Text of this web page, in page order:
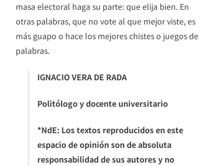
masa electoral haga su parte: que elija bien. En
otras palabras, que no vote al que mejor viste, es
más guapo o hace los mejores chistes o juegos de
palabras.
IGNACIO VERA DE RADA
Politólogo y docente universitario
*NdE: Los textos reproducidos en este
espacio de opinión son de absoluta
responsabilidad de sus autores y no